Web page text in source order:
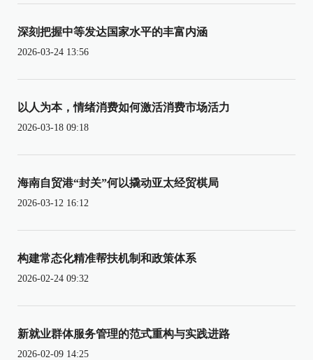
深刻把握中等发达国家水平的丰富内涵
2026-03-24 13:56
以人为本，情绪消费如何激活消费市场活力
2026-03-18 09:18
海南自贸港“封关”何以撬动亚太经贸棋局
2026-03-12 16:12
构建常态化精准帮扶机制和政策体系
2026-02-24 09:32
新就业群体服务管理的范式重构与实践进路
2026-02-09 14:25